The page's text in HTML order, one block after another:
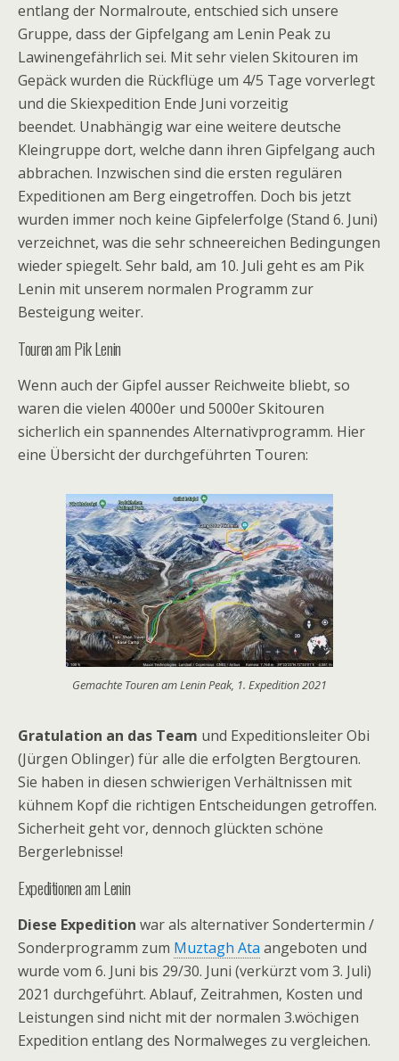
entlang der Normalroute, entschied sich unsere
Gruppe, dass der Gipfelgang am Lenin Peak zu
Lawinengefährlich sei. Mit sehr vielen Skitouren im
Gepäck wurden die Rückflüge um 4/5 Tage vorverlegt
und die Skiexpedition Ende Juni vorzeitig
beendet. Unabhängig war eine weitere deutsche
Kleingruppe dort, welche dann ihren Gipfelgang auch
abbrachen. Inzwischen sind die ersten regulären
Expeditionen am Berg eingetroffen. Doch bis jetzt
wurden immer noch keine Gipfelerfolge (Stand 6. Juni)
verzeichnet, was die sehr schneereichen Bedingungen
wieder spiegelt. Sehr bald, am 10. Juli geht es am Pik
Lenin mit unserem normalen Programm zur
Besteigung weiter.
Touren am Pik Lenin
Wenn auch der Gipfel ausser Reichweite bliebt, so
waren die vielen 4000er und 5000er Skitouren
sicherlich ein spannendes Alternativprogramm. Hier
eine Übersicht der durchgeführten Touren:
Gemachte Touren am Lenin Peak, 1. Expedition 2021
Gratulation an das Team und Expeditionsleiter Obi
(Jürgen Oblinger) für alle die erfolgten Bergtouren.
Sie haben in diesen schwierigen Verhältnissen mit
kühnem Kopf die richtigen Entscheidungen getroffen.
Sicherheit geht vor, dennoch glückten schöne
Bergerlebnisse!
Expeditionen am Lenin
Diese Expedition war als alternativer Sondertermin /
Sonderprogramm zum Muztagh Ata angeboten und
wurde vom 6. Juni bis 29/30. Juni (verkürzt vom 3. Juli)
2021 durchgeführt. Ablauf, Zeitrahmen, Kosten und
Leistungen sind nicht mit der normalen 3.wöchigen
Expedition entlang des Normalweges zu vergleichen.